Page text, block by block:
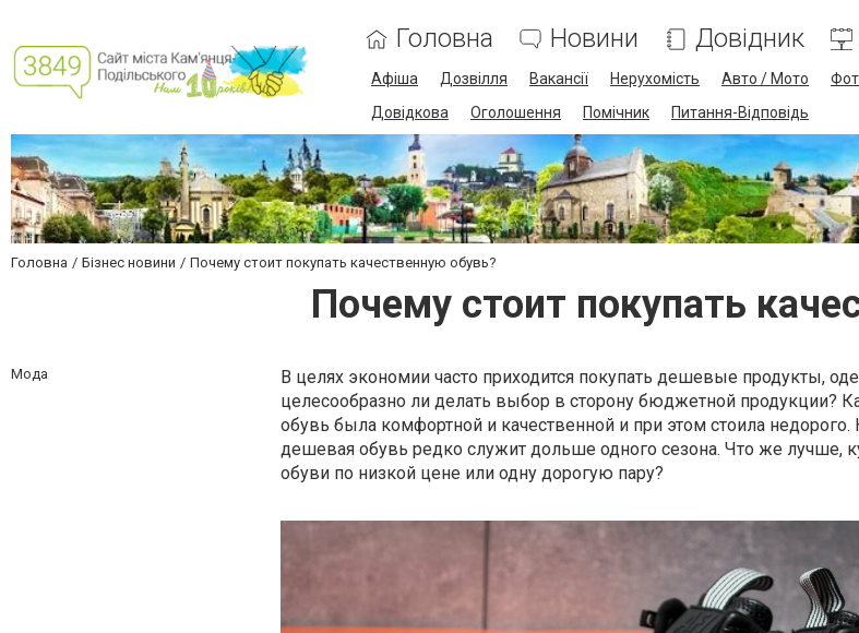
Головна Новини Довідник
Афіша Дозвілля Вакансії Нерухомість Авто / Мото
Довідкова
Оголошення Помічник Питання-Відповідь
Головна Бізнес новини Почему стоит покупать качественную обувь?
Почему стоит покупать
Мода
В целях экономии часто приходится покупать дешевые продукты,
целесообразно ли делать выбор в сторону бюджетной продукции?
обувь была комфортной и качественной и при этом стоила
дешевая обувь редко служит дольше одного сезона. Что же лучше,
обуви по низкой цене или одну дорогую пару?